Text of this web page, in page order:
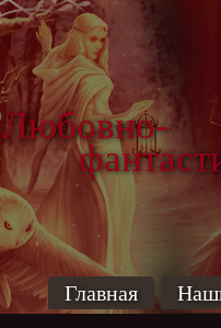
Любовно-
Главная